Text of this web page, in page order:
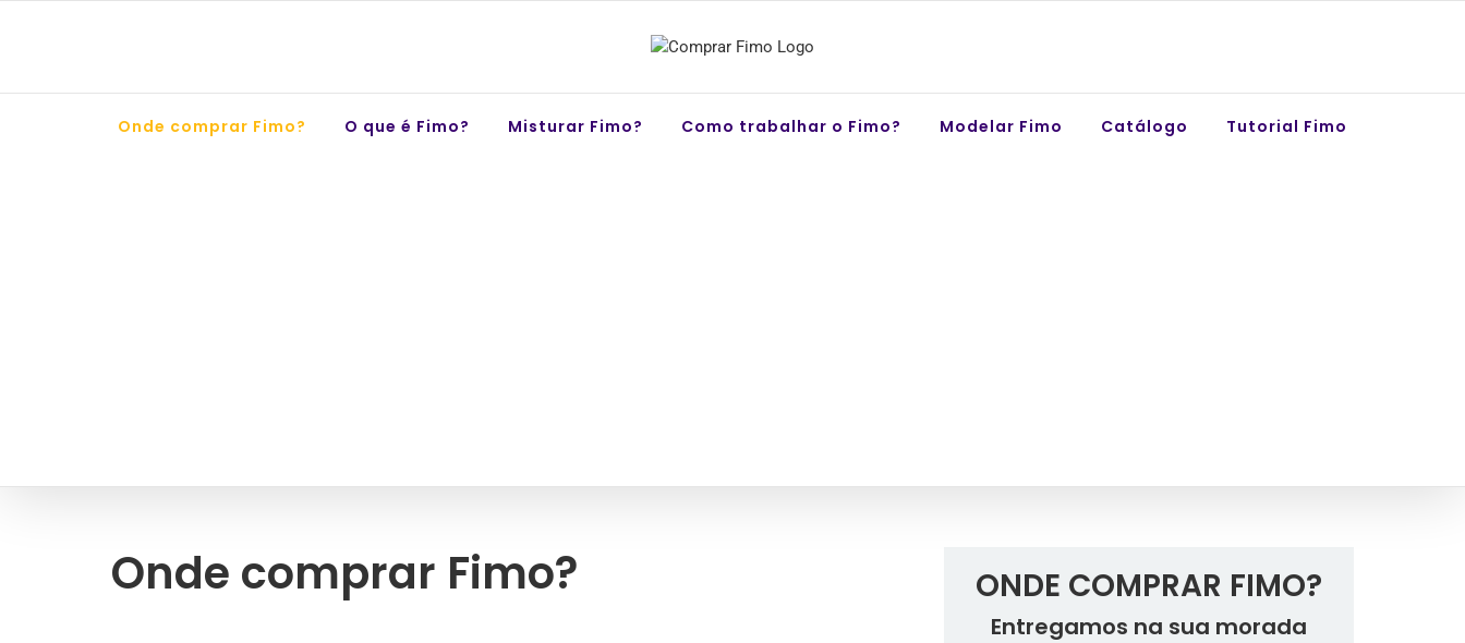
Onde comprar Fimo? O que é Fimo? Misturar Fimo? Como trabalhar o Fimo? Modelar Fimo Catálogo Tutorial Fimo
Onde comprar Fimo? ONDE COMPRAR FIMO?
Entregamos na sua morada